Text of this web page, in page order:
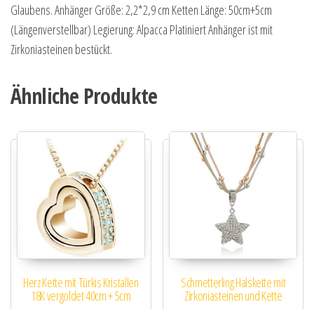
Glaubens. Anhänger Größe: 2,2*2,9 cm Ketten Länge: 50cm+5cm
(Längenverstellbar) Legierung: Alpacca Platiniert Anhänger ist mit
Zirkoniasteinen bestückt.
Ähnliche Produkte
Herz Kette mit Türkis Kristallen
18K vergoldet 40cm + 5cm
Schmetterling Halskette mit
Zirkoniasteinen und Kette